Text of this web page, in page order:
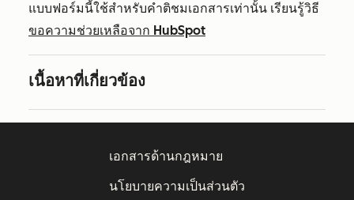
แบบฟอร์มนี้ใช้สำหรับคำติชมเอกสารเท่านั้น เรียนรู้วิธี
ขอความช่วยเหลือจาก HubSpot
เนื้อหาที่เกี่ยวข้อง
เอกสารด้านกฎหมาย
นโยบายความเป็นส่วนตัว